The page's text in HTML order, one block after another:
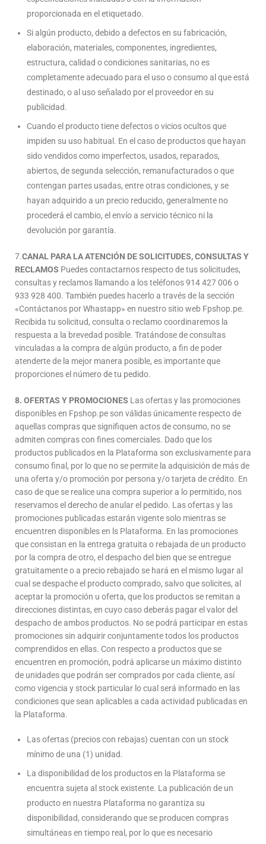
proporcionada en el etiquetado.
Si algún producto, debido a defectos en su fabricación,
elaboración, materiales, componentes, ingredientes,
estructura, calidad o condiciones sanitarias, no es
completamente adecuado para el uso o consumo al que está
destinado, o al uso señalado por el proveedor en su
publicidad.
Cuando el producto tiene defectos o vicios ocultos que
impiden su uso habitual. En el caso de productos que hayan
sido vendidos como imperfectos, usados, reparados,
abiertos, de segunda selección, remanufacturados o que
contengan partes usadas, entre otras condiciones, y se
hayan adquirido a un precio reducido, generalmente no
procederá el cambio, el envío a servicio técnico ni la
devolución por garantía.
7.CANAL PARA LA ATENCIÓN DE SOLICITUDES, CONSULTAS Y
RECLAMOS Puedes contactarnos respecto de tus solicitudes,
consultas y reclamos llamando a los teléfonos 914 427 006 o
933 928 400. También puedes hacerlo a través de la sección
«Contáctanos por Whastapp» en nuestro sitio web Fpshop.pe.
Recibida tu solicitud, consulta o reclamo coordinaremos la
respuesta a la brevedad posible. Tratándose de consultas
vinculadas a la compra de algún producto, a fin de poder
atenderte de la mejor manera posible, es importante que
proporciones el número de tu pedido.
8. OFERTAS Y PROMOCIONES Las ofertas y las promociones
disponibles en Fpshop.pe son válidas únicamente respecto de
aquellas compras que signifiquen actos de consumo, no se
admiten compras con fines comerciales. Dado que los
productos publicados en la Plataforma son exclusivamente para
consumo final, por lo que no se permite la adquisición de más de
una oferta y/o promoción por persona y/o tarjeta de crédito. En
caso de que se realice una compra superior a lo permitido, nos
reservamos el derecho de anular el pedido. Las ofertas y las
promociones publicadas estarán vigente solo mientras se
encuentren disponibles en ls Plataforma. En las promociones
que consistan en la entrega gratuita o rebajada de un producto
por la compra de otro, el despacho del bien que se entregue
gratuitamente o a precio rebajado se hará en el mismo lugar al
cual se despache el producto comprado, salvo que solicites, al
aceptar la promoción u oferta, que los productos se remitan a
direcciones distintas, en cuyo caso deberás pagar el valor del
despacho de ambos productos. No se podrá participar en estas
promociones sin adquirir conjuntamente todos los productos
comprendidos en ellas. Con respecto a productos que se
encuentren en promoción, podrá aplicarse un máximo distinto
de unidades que podrán ser comprados por cada cliente, así
como vigencia y stock particular lo cual será informado en las
condiciones que sean aplicables a cada actividad publicadas en
la Plataforma.
Las ofertas (precios con rebajas) cuentan con un stock
mínimo de una (1) unidad.
La disponibilidad de los productos en la Plataforma se
encuentra sujeta al stock existente. La publicación de un
producto en nuestra Plataforma no garantiza su
disponibilidad, considerando que se producen compras
simultáneas en tiempo real, por lo que es necesario